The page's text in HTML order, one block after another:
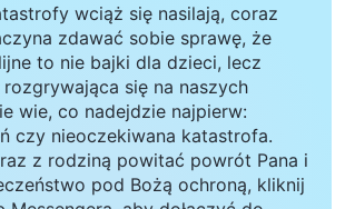
wciąż się nasilają, coraz
zdawać sobie sprawę, że
to nie bajki dla dzieci, lecz
się na naszych
wie, co nadejdzie najpierw:
czy nieoczekiwana katastrofa.
z rodziną powitać powrót Pana i
pod Bożą ochroną, kliknij